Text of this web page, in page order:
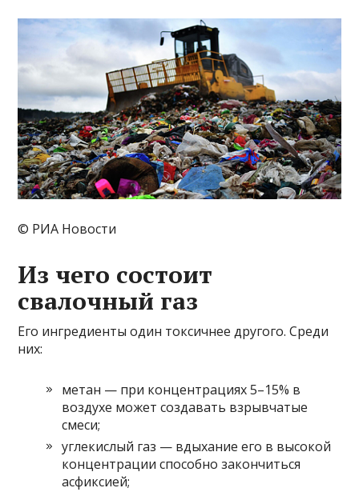
© РИА Новости
Из чего состоит
свалочный газ
Его ингредиенты один токсичнее другого. Среди
них:
метан — при концентрациях 5–15% в
воздухе может создавать взрывчатые
смеси;
углекислый газ — вдыхание его в высокой
концентрации способно закончиться
асфиксией;